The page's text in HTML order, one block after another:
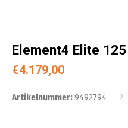
Element4 Elite
€4.179,00
Artikelnummer:9492794